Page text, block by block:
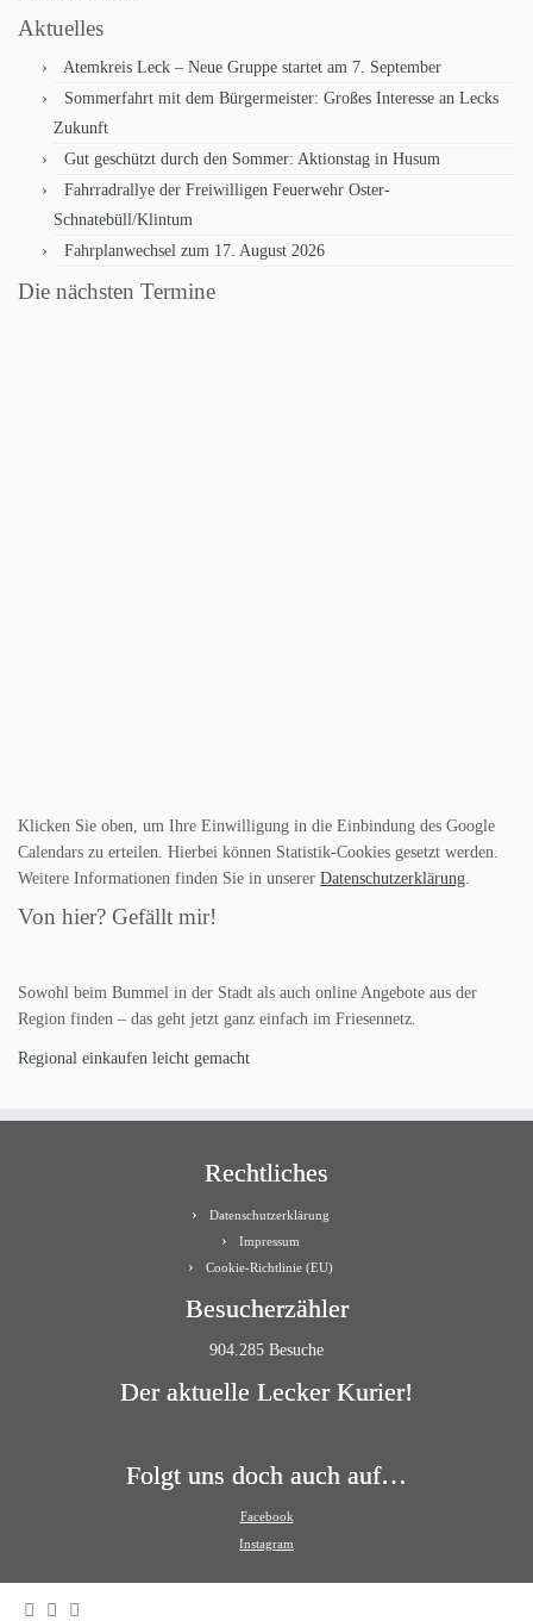
Aktuelles
Atemkreis Leck – Neue Gruppe startet am 7. September
Sommerfahrt mit dem Bürgermeister: Großes Interesse an Lecks
Zukunft
Gut geschützt durch den Sommer: Aktionstag in Husum
Fahrradrallye der Freiwilligen Feuerwehr Oster-
Schnatebüll/Klintum
Fahrplanwechsel zum 17. August 2026
Die nächsten Termine
Klicken Sie oben, um Ihre Einwilligung in die Einbindung des Google
Calendars zu erteilen. Hierbei können Statistik-Cookies gesetzt werden.
Weitere Informationen finden Sie in unserer Datenschutzerklärung.
Von hier? Gefällt mir!
Sowohl beim Bummel in der Stadt als auch online Angebote aus der
Region finden – das geht jetzt ganz einfach im Friesennetz.
Regional einkaufen leicht gemacht
Rechtliches
Datenschutzerklärung
Impressum
Cookie-Richtlinie (EU)
Besucherzähler
904.285 Besuche
Der aktuelle Lecker Kurier!
Folgt uns doch auch auf…
Facebook
Instagram